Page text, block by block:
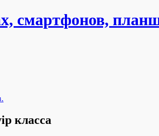
смартфонов,
класса